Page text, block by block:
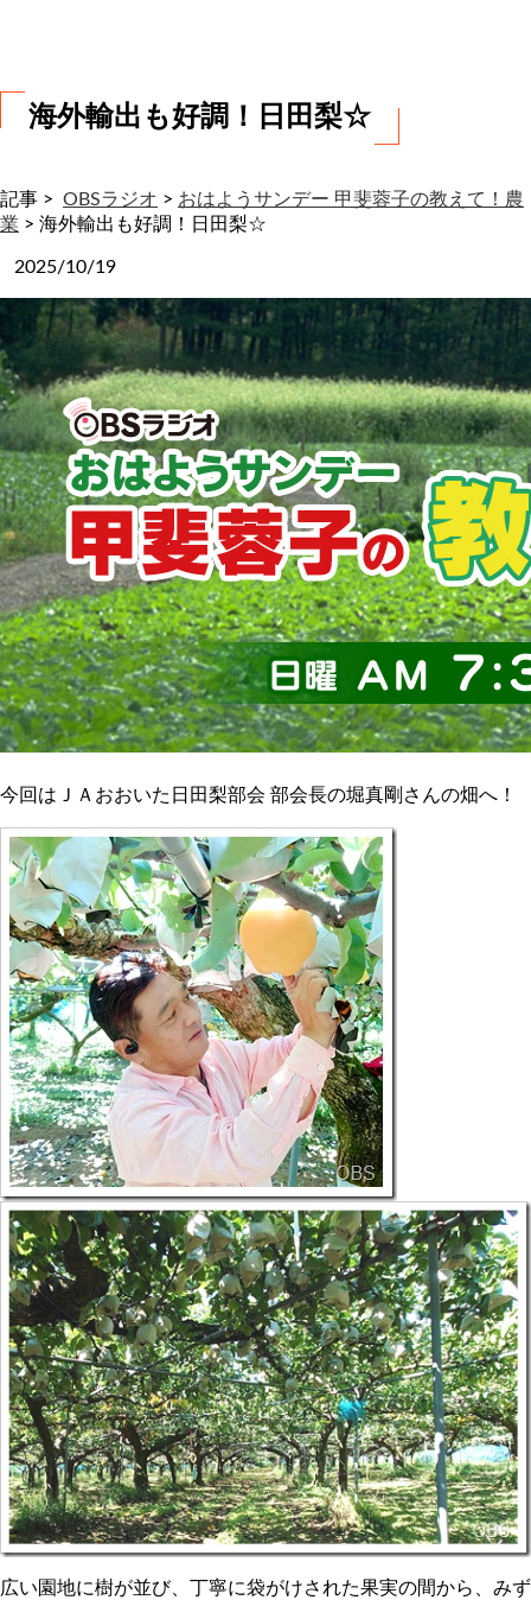
海外輸出も好調！日田梨☆
記事 > OBSラジオ > おはようサンデー 甲斐蓉子の教えて！農
業 > 海外輸出も好調！日田梨☆
2025/10/19
今回はＪＡおおいた日田梨部会 部会長の堀真剛さんの畑へ！
広い園地に樹が並び、丁寧に袋がけされた果実の間から、みず